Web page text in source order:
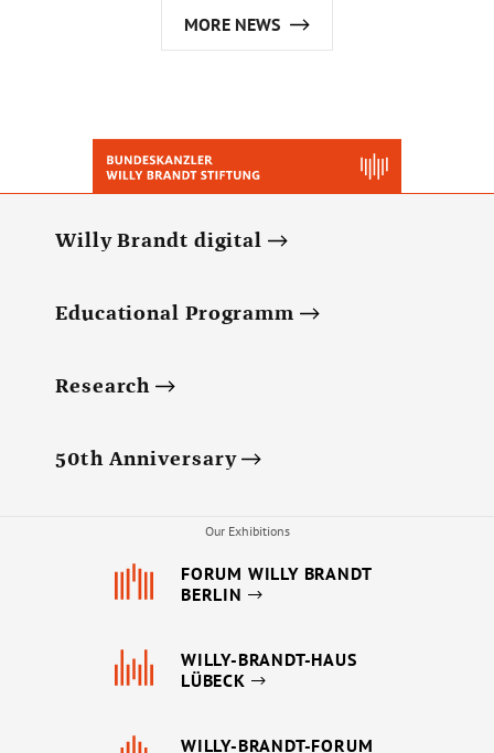
MORE NEWS
Willy Brandt digital
Educational Programm
Research
50th Anniversary
Our Exhibitions
FORUM WILLY BRANDT
BERLIN
WILLY-BRANDT-HAUS
LÜBECK
WILLY-BRANDT-FORUM